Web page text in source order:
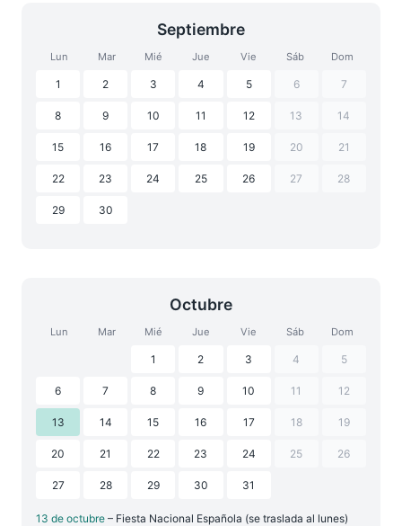
Septiembre
Lun Mar Mié Jue Vie Sáb Dom
1 2 3 4 5 6 7
8 9 10 11 12 13 14
15 16 17 18 19 20 21
22 23 24 25 26 27 28
29 30
Octubre
Lun Mar Mié Jue Vie Sáb Dom
1 2 3 4 5
6 7 8 9 10 11 12
13 14 15 16 17 18 19
20 21 22 23 24 25 26
27 28 29 30 31
13 de octubre – Fiesta Nacional Española (se traslada al lunes)